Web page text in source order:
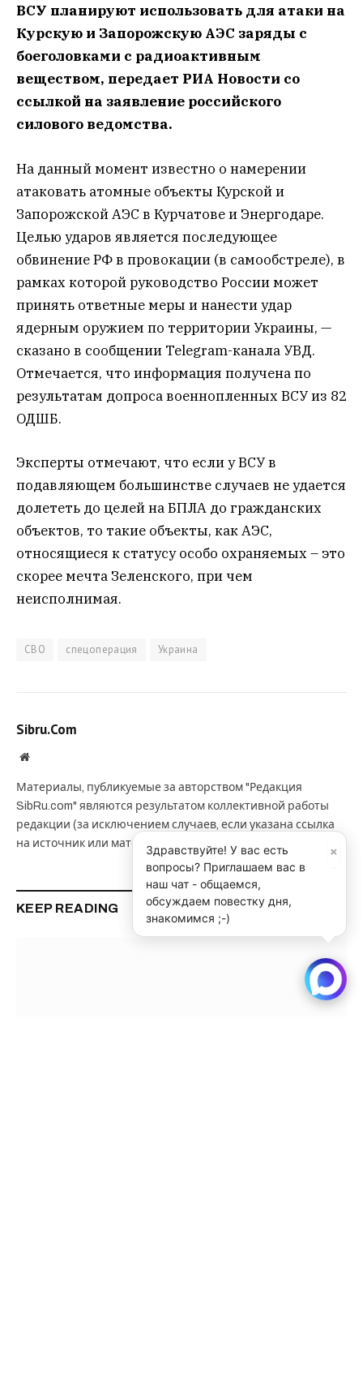
ВСУ планируют использовать для атаки на
Курскую и Запорожскую АЭС заряды с
боеголовками с радиоактивным
веществом, передает РИА Новости со
ссылкой на заявление российского
силового ведомства.
На данный момент известно о намерении
атаковать атомные объекты Курской и
Запорожской АЭС в Курчатове и Энергодаре.
Целью ударов является последующее
обвинение РФ в провокации (в самообстреле), в
рамках которой руководство России может
принять ответные меры и нанести удар
ядерным оружием по территории Украины, —
сказано в сообщении Telegram-канала УВД.
Отмечается, что информация получена по
результатам допроса военнопленных ВСУ из 82
ОДШБ.
Эксперты отмечают, что если у ВСУ в
подавляющем большинстве случаев не удается
долететь до целей на БПЛА до гражданских
объектов, то такие объекты, как АЭС,
относящиеся к статусу особо охраняемых – это
скорее мечта Зеленского, при чем
неисполнимая.
СВО спецоперация Украина
Sibru.Com
Website
Материалы, публикуемые за авторством "Редакция
SibRu.com" являются результатом коллективной работы
редакции (за исключением случаев, если указана ссылка
на источник или материал помечен как рекламный).
KEEP READING
×
Здравствуйте! У вас есть
вопросы? Приглашаем вас в
наш чат - общаемся,
обсуждаем повестку дня,
знакомимся ;-)